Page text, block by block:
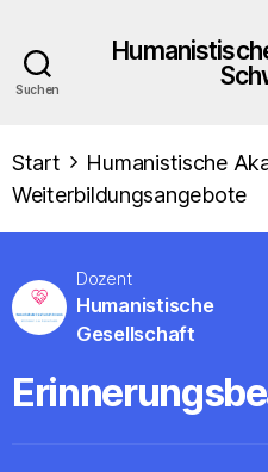
Suchen
Start
Humanistische
Weiterbildungsangebote
Dozent
Humanistische
Gesellschaft